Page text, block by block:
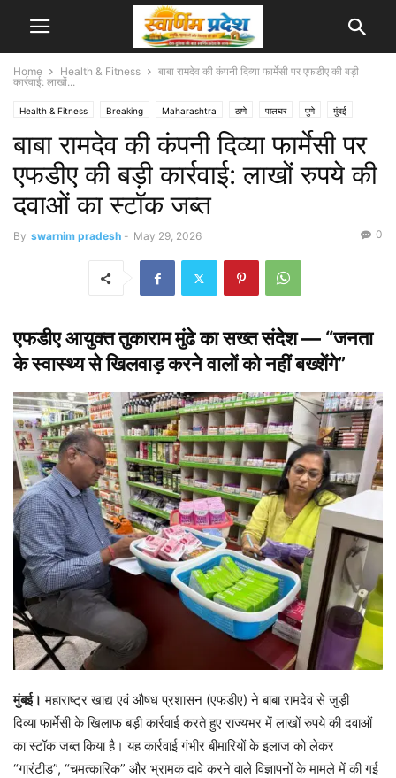
Home Health & Fitness
बाबा रामदेव की कंपनी दिव्या फार्मेसी पर एफडीए की बड़ी
कार्रवाई: लाखों...
Health & Fitness Breaking Maharashtra ठाणे पालघर पुणे मुंबई
बाबा रामदेव की कंपनी दिव्या फार्मेसी पर
एफडीए की बड़ी कार्रवाई: लाखों रुपये की
दवाओं का स्टॉक जब्त
By swarnim pradesh - May 29, 2026 0
एफडीए आयुक्त तुकाराम मुंढे का सख्त संदेश — “जनता
के स्वास्थ्य से खिलवाड़ करने वालों को नहीं बख्शेंगे”
मुंबई। महाराष्ट्र खाद्य एवं औषध प्रशासन (एफडीए) ने बाबा रामदेव से जुड़ी
दिव्या फार्मेसी के खिलाफ बड़ी कार्रवाई करते हुए राज्यभर में लाखों रुपये की दवाओं
का स्टॉक जब्त किया है। यह कार्रवाई गंभीर बीमारियों के इलाज को लेकर
“गारंटीड”, “चमत्कारिक” और भ्रामक दावे करने वाले विज्ञापनों के मामले में की गई